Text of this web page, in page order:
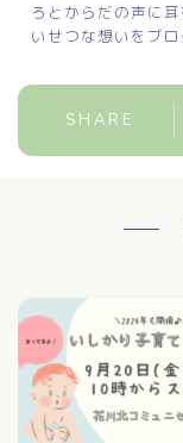
ろとからだの声に
いせつな想いをブロ
SHARE